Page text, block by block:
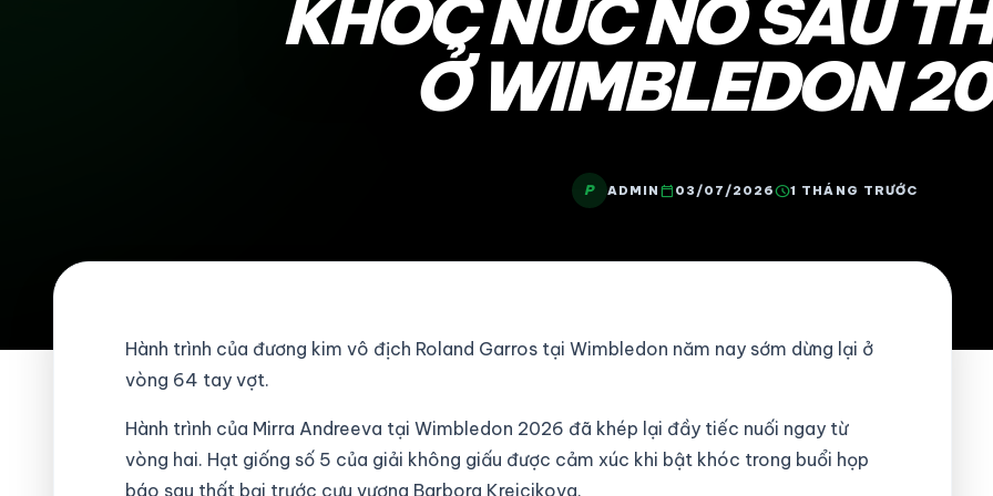
KHÓC NỨC NỞ SAU
Ở WIMBLEDON
P ADMIN calendar_today 03/07/2026schedule1 THÁNG TRƯỚC
Hành trình của đương kim vô địch Roland Garros tại Wimbledon năm nay sớm dừng lại ở
vòng 64 tay vợt.
Hành trình của Mirra Andreeva tại Wimbledon 2026 đã khép lại đầy tiếc nuối ngay từ
vòng hai. Hạt giống số 5 của giải không giấu được cảm xúc khi bật khóc trong buổi họp
báo sau thất bại trước cựu vương Barbora Krejcikova.